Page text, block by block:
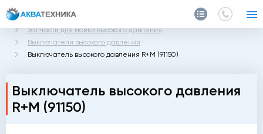
Главная Каталог
Запчасти для мойки высокого давления
Выключатели высокого давления
Выключатель высокого давления R+M (91150)
Выключатель высокого давления
R+M (91150)